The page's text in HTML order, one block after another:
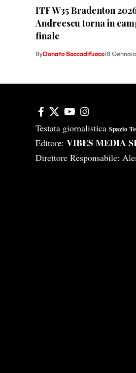
ITF W35 Bradenton
Andreescu torna in
finale
ByDonato Boccadifuoco18
Testata giornalistica Spazio
Editore: VIBES MEDIA
Direttore Responsabile: